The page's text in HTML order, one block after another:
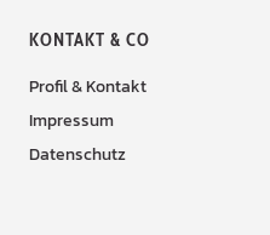
KONTAKT & CO
Profil & Kontakt
Impressum
Datenschutz